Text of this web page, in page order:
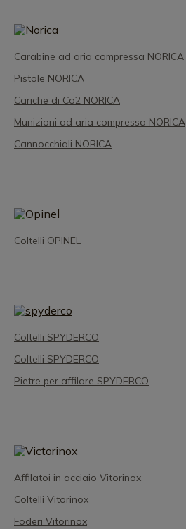
Carabine ad aria compressa NORICA
Pistole NORICA
Cariche di Co2 NORICA
Munizioni ad aria compressa NORICA
Cannocchiali NORICA
Coltelli OPINEL
Coltelli SPYDERCO
Coltelli SPYDERCO
Pietre per affilare SPYDERCO
Affilatoi in acciaio Vitorinox
Coltelli Vitorinox
Foderi Vitorinox